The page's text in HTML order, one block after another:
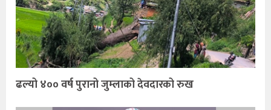
ढल्यो ४०० वर्ष पुरानो जुम्लाको देवदारको रुख